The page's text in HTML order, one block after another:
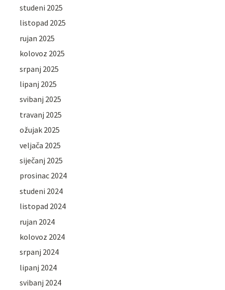
studeni 2025
listopad 2025
rujan 2025
kolovoz 2025
srpanj 2025
lipanj 2025
svibanj 2025
travanj 2025
ožujak 2025
veljača 2025
siječanj 2025
prosinac 2024
studeni 2024
listopad 2024
rujan 2024
kolovoz 2024
srpanj 2024
lipanj 2024
svibanj 2024